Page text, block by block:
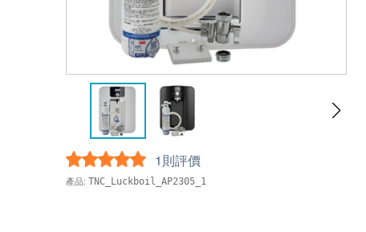
1則評價
產品: TNC_Luckboil_AP2305_1